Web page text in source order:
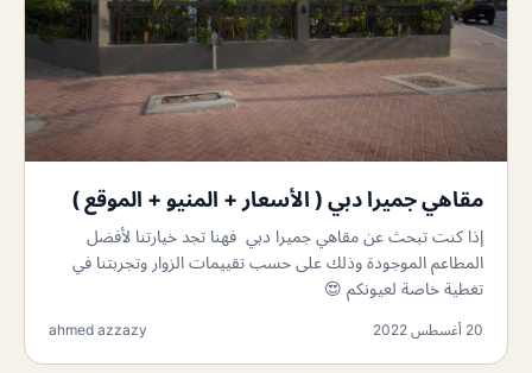
مقاهي جميرا دبي ( الأسعار + المنيو + الموقع )
إذا كنت تبحث عن مقاهي جميرا دبي فهنا تجد خيارتنا لأفضل
المطاعم الموجودة وذلك على حسب تقييمات الزوار وتجربتنا في
تغطية خاصة لعيونكم 😍
20 أغسطس 2022 ahmed azzazy